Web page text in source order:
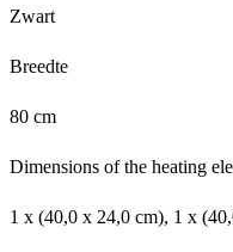
Zwart
Breedte
80 cm
Dimensions of the heating
1 x (40,0 x 24,0 cm), 1 x